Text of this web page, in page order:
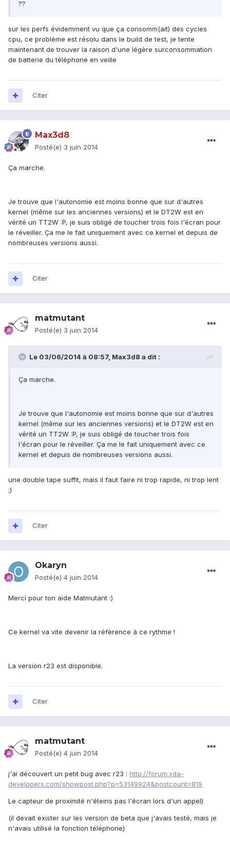
??
sur les perfs évidemment vu que ça consomm(ait) des cycles
cpu, ce problème est résolu dans le build de test, je tente
maintenant de trouver la raison d'une légère surconsommation
de batterie du téléphone en veille
Citer
Max3d8
Posté(e) 3 juin 2014
Ça marche.
Je trouve que l'autonomie est moins bonne que sur d'autres
kernel (même sur les anciennes versions) et le DT2W est en
vérité un TT2W :P, je suis obligé de toucher trois fois l'écran pour
le réveiller. Ça me le fait uniquement avec ce kernel et depuis de
nombreuses versions aussi.
Citer
matmutant
Posté(e) 3 juin 2014
Le 03/06/2014 à 08:57, Max3d8 a dit :
Ça marche.
Je trouve que l'autonomie est moins bonne que sur d'autres
kernel (même sur les anciennes versions) et le DT2W est en
vérité un TT2W :P, je suis obligé de toucher trois fois
l'écran pour le réveiller. Ça me le fait uniquement avec ce
kernel et depuis de nombreuses versions aussi.
une double tape suffit, mais il faut faire ni trop rapide, ni trop lent
;)
Citer
Okaryn
Posté(e) 4 juin 2014
Merci pour ton aide Matmutant :)
Ce kernel va vite devenir la référence à ce rythme !
La version r23 est disponible.
Citer
matmutant
Posté(e) 4 juin 2014
j'ai découvert un petit bug avec r23 : http://forum.xda-
developers.com/showpost.php?p=53149924&postcount=819
Le capteur de proximité n'éteins pas l'écran lors d'un appel)
(il devait exister sur les version de beta que j'avais testé, mais je
n'avais utilisé la fonction téléphone)